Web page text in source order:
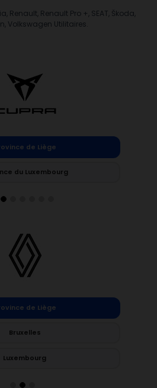
Renault, Renault Pro +, SEAT, Škoda,
Volkswagen Utilitaires.
de Liège
du Luxembourg
de Liège
Bruxelles
Luxembourg